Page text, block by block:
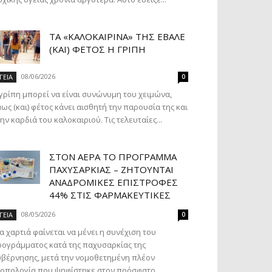
ΤΑ «ΚΑΛΟΚΑΙΡΙΝΆ» ΤΗΣ ΈΒΑΛΕ
(ΚΑΙ) ΦΈΤΟΣ Η ΓΡΊΠΗ
08/06/2026 0
μπορεί να είναι συνώνυμη του χειμώνα,
(και) φέτος κάνει αισθητή την παρουσία της και
καρδιά του καλοκαιριού. Τις τελευταίες...
ΣΤΟΝ ΑΈΡΑ ΤΟ ΠΡΌΓΡΑΜΜΑ
ΠΑΧΥΣΑΡΚΊΑΣ – ΖΗΤΟΎΝΤΑΙ
ΑΝΑΔΡΟΜΙΚΈΣ ΕΠΙΣΤΡΟΦΈΣ
44% ΣΤΙΣ ΦΑΡΜΑΚΕΥΤΙΚΈΣ
08/05/2026 0
χαρτιά φαίνεται να μένει η συνέχιση του
κατά της παχυσαρκίας της
μετά την νομοθετημένη πλέον